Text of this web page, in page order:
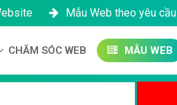
Mẫu Web theo yêu cầu
CHĂM SÓC WEB MẪU WEB